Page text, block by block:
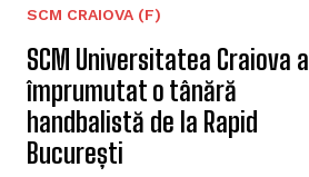
SCM CRAIOVA (F)
SCM Universitatea Craiova a
împrumutat o tânără
handbalistă de la Rapid
București